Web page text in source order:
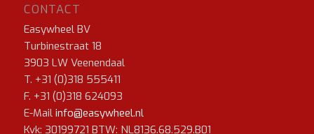
CONTACT
Easywheel BV
Turbinestraat 18
3903 LW Veenendaal
T. +31 (0)318 555411
F. +31 (0)318 624093
E-Mail info@easywheel.nl
Kvk: 30199721 BTW: NL8136.68.529.B01